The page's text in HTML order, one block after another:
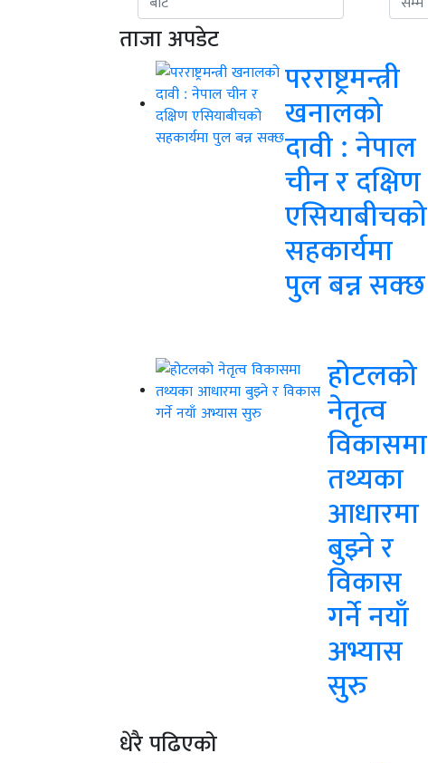
ताजा अपडेट
परराष्ट्रमन्त्री
खनालको
दावी : नेपाल
चीन र दक्षिण
एसियाबीचको
सहकार्यमा
पुल बन्न सक्छ
होटलको
नेतृत्व
विकासमा
तथ्यका
आधारमा
बुझ्ने र
विकास
गर्ने नयाँ
अभ्यास
सुरु
धेरै पढिएको